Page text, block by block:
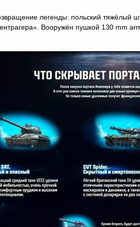
легенды: польский тяжёлый
Вооружён пушкой 130 mm